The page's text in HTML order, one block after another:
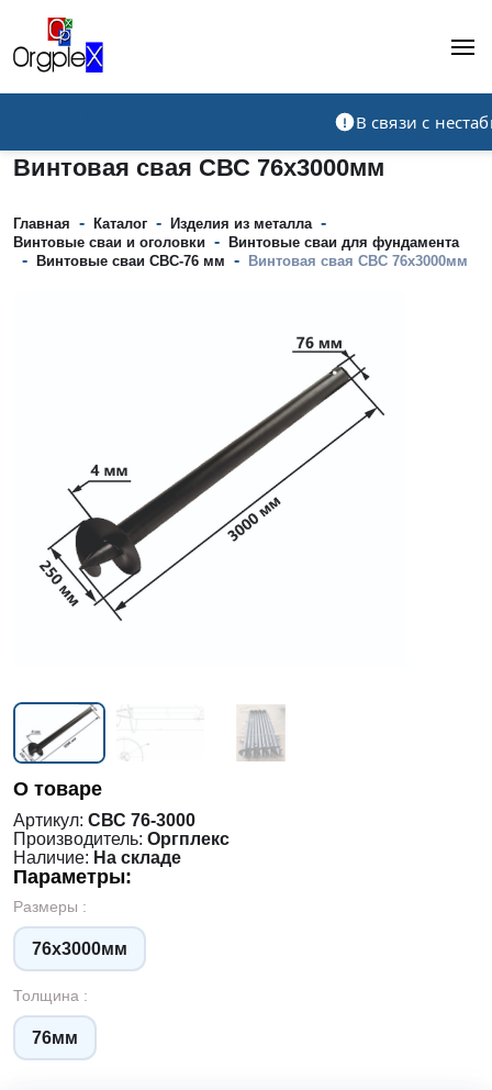
В связи с
Винтовая свая СВС 76х3000мм
Главная - Каталог - Изделия из металла -
Винтовые сваи и оголовки - Винтовые сваи для фундамента
- Винтовые сваи СВС-76 мм - Винтовая свая СВС 76х3000мм
О товаре
Артикул: СВС 76-3000
Производитель: Оргплекс
Наличие: На складе
Параметры:
Размеры :
76х3000мм
Толщина :
76мм